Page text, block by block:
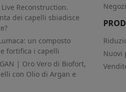
Reconstruction.
dei capelli sbiadisce
un composto
fortifica i capelli
| Oro Vero di Biofort,
con Olio di Argan e
Negozi
Nuovi